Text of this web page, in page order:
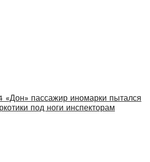
«Дон» пассажир иномарки пытался
под ноги инспекторам